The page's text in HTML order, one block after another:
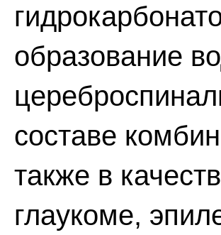
образование
составе
также в
глаукоме,